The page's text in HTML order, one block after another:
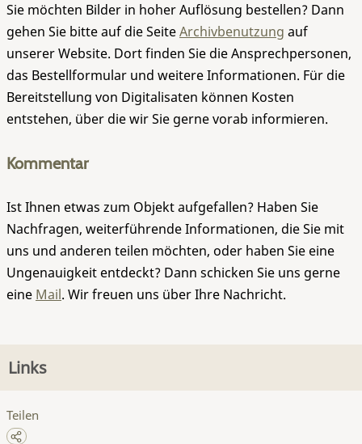
Sie möchten Bilder in hoher Auflösung bestellen? Dann
gehen Sie bitte auf die SeiteArchivbenutzung auf
unserer Website. Dort finden Sie die Ansprechpersonen,
das Bestellformular und weitere Informationen. Für die
Bereitstellung von Digitalisaten können Kosten
entstehen, über die wir Sie gerne vorab informieren.
Kommentar
Ist Ihnen etwas zum Objekt aufgefallen? Haben Sie
Nachfragen, weiterführende Informationen, die Sie mit
uns und anderen teilen möchten, oder haben Sie eine
Ungenauigkeit entdeckt? Dann schicken Sie uns gerne
eine Mail. Wir freuen uns über Ihre Nachricht.
Links
Teilen